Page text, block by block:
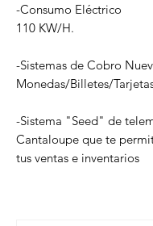
-Consumo Eléctrico
110 KW/H.
-Sistemas de Cobro
Monedas/Billetes/
-Sistema "Seed" de
Cantaloupe que te
tus ventas e inventarios